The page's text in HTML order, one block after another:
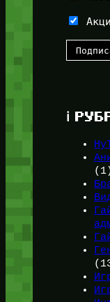
ℹ️